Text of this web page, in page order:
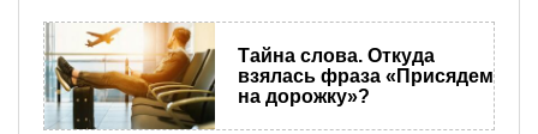
Тайна слова. Откуда
взялась фраза «Присядем
на дорожку»?